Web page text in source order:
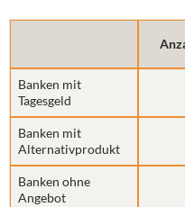
Banken mit
Tagesgeld
Banken mit
Alternativprodukt
Banken ohne
Angebot